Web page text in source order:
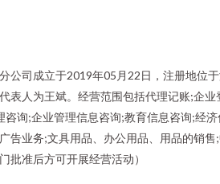
公司成立于2019年05月22日，注册地位
表人为王斌。经营范围包括代理记账;企业
询;企业管理信息咨询;教育信息咨询;经
告业务;文具用品、办公用品、用品的销售;
批准后方可开展经营活动）